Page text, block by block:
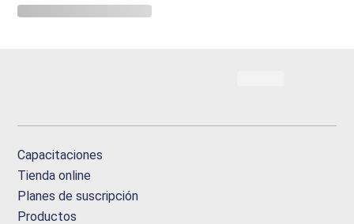
Capacitaciones
Tienda online
Planes de suscripción
Productos